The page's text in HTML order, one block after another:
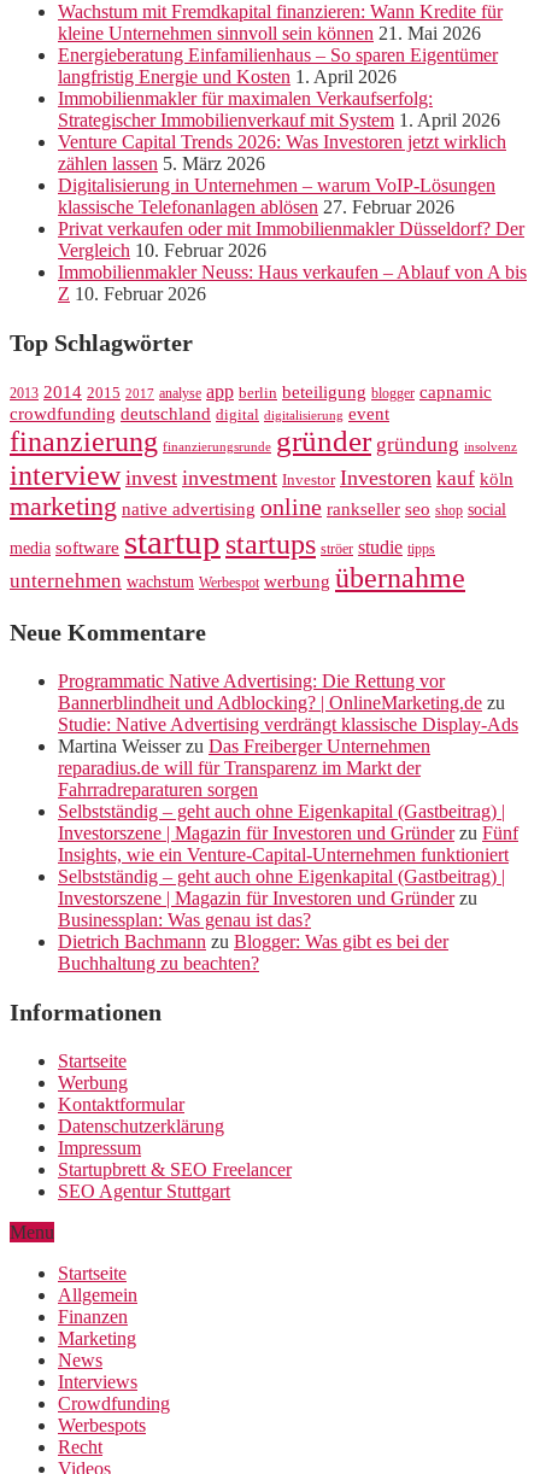
Wachstum mit Fremdkapital finanzieren: Wann Kredite für
kleine Unternehmen sinnvoll sein können 21. Mai 2026
Energieberatung Einfamilienhaus – So sparen Eigentümer
langfristig Energie und Kosten 1. April 2026
Immobilienmakler für maximalen Verkaufserfolg:
Strategischer Immobilienverkauf mit System 1. April 2026
Venture Capital Trends 2026: Was Investoren jetzt wirklich
zählen lassen 5. März 2026
Digitalisierung in Unternehmen – warum VoIP-Lösungen
klassische Telefonanlagen ablösen 27. Februar 2026
Privat verkaufen oder mit Immobilienmakler Düsseldorf? Der
Vergleich 10. Februar 2026
Immobilienmakler Neuss: Haus verkaufen – Ablauf von A bis
Z 10. Februar 2026
Top Schlagwörter
2013 2014 2015 2017 analyse app berlin beteiligung blogger capnamic
crowdfunding deutschland digital digitalisierung event
finanzierung finanzierungsrunde gründer gründung insolvenz
interview invest investment Investor Investoren kauf köln
marketing native advertising online rankseller seo shop social
media software startup startups ströer studie tipps
unternehmen wachstum Werbespot werbung übernahme
Neue Kommentare
Programmatic Native Advertising: Die Rettung vor
Bannerblindheit und Adblocking? | OnlineMarketing.de zu
Studie: Native Advertising verdrängt klassische Display-Ads
Martina Weisserzu Das Freiberger Unternehmen
reparadius.de will für Transparenz im Markt der
Fahrradreparaturen sorgen
Selbstständig – geht auch ohne Eigenkapital (Gastbeitrag) |
Investorszene | Magazin für Investoren und Gründerzu Fünf
Insights, wie ein Venture-Capital-Unternehmen funktioniert
Selbstständig – geht auch ohne Eigenkapital (Gastbeitrag) |
Investorszene | Magazin für Investoren und Gründerzu
Businessplan: Was genau ist das?
Dietrich Bachmann zu Blogger: Was gibt es bei der
Buchhaltung zu beachten?
Informationen
Startseite
Werbung
Kontaktformular
Datenschutzerklärung
Impressum
Startupbrett & SEO Freelancer
SEO Agentur Stuttgart
Menu
Startseite
Allgemein
Finanzen
Marketing
News
Interviews
Crowdfunding
Werbespots
Recht
Videos